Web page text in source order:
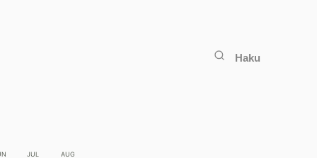
Haku
JUL AUG